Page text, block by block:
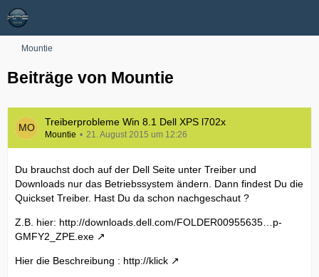
Mountie
Beiträge von Mountie
Treiberprobleme Win 8.1 Dell XPS l702x
Mountie 21. August 2015 um 12:26
Du brauchst doch auf der Dell Seite unter Treiber und
Downloads nur das Betriebssystem ändern. Dann findest Du die
Quickset Treiber. Hast Du da schon nachgeschaut ?
Z.B. hier: http://downloads.dell.com/FOLDER00955635…p-
GMFY2_ZPE.exe
Hier die Beschreibung : http://klick